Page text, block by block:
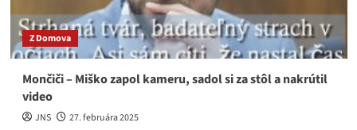
Z Domova
Mončiči – Miško zapol kameru, sadol si za stôl a nakrútil
video
JNS
27. februára 2025